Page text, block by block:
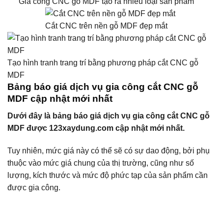
Cắt CNC trên nền gỗ MDF đẹp mắt
Tạo hình tranh trang trí bằng phương pháp cắt CNC gỗ
MDF
Bảng báo giá dịch vụ gia công cắt CNC gỗ
MDF cập nhật mới nhất
Dưới đây là bảng báo giá dịch vụ gia công cắt CNC gỗ
MDF được 123xaydung.com cập nhật mới nhất.
Tuy nhiên, mức giá này có thể sẽ có sự dao động, bởi phụ
thuộc vào mức giá chung của thị trường, cũng như số
lượng, kích thước và mức độ phức tạp của sản phẩm cần
được gia công.